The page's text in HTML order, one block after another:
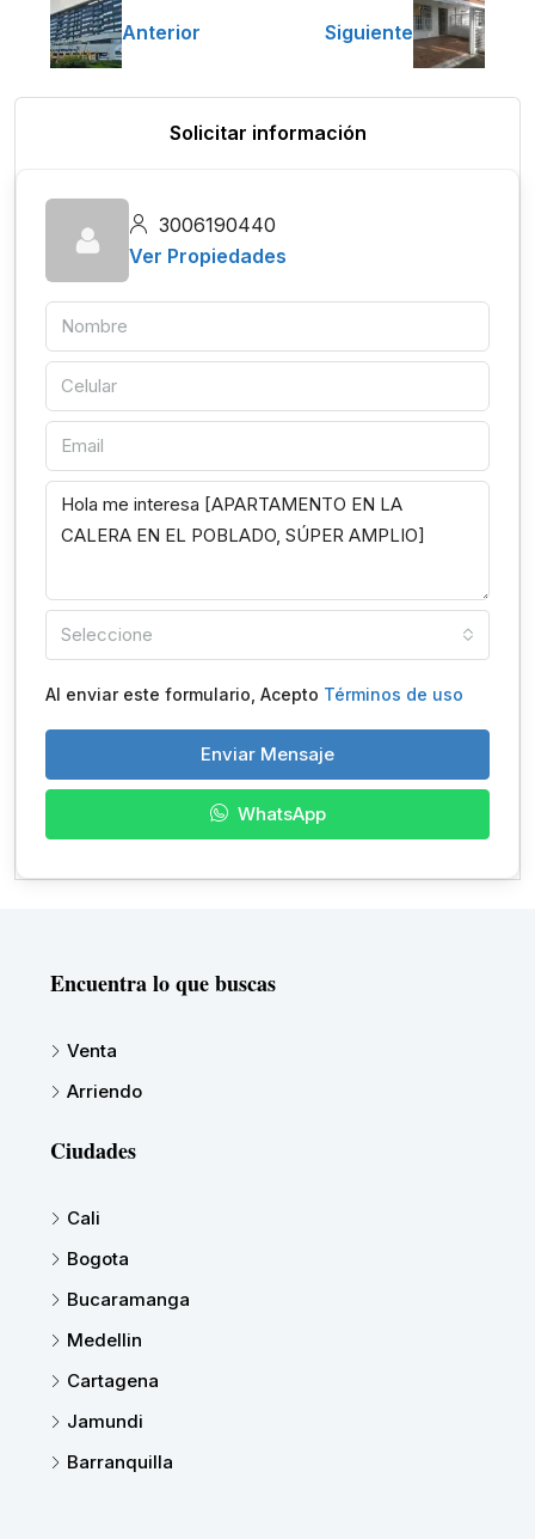
Anterior Siguiente
Solicitar información
3006190440
Ver Propiedades
Seleccione
Al enviar este formulario, Acepto Términos de uso
Enviar Mensaje
WhatsApp
Encuentra lo que buscas
Venta
Arriendo
Ciudades
Cali
Bogota
Bucaramanga
Medellin
Cartagena
Jamundi
Barranquilla